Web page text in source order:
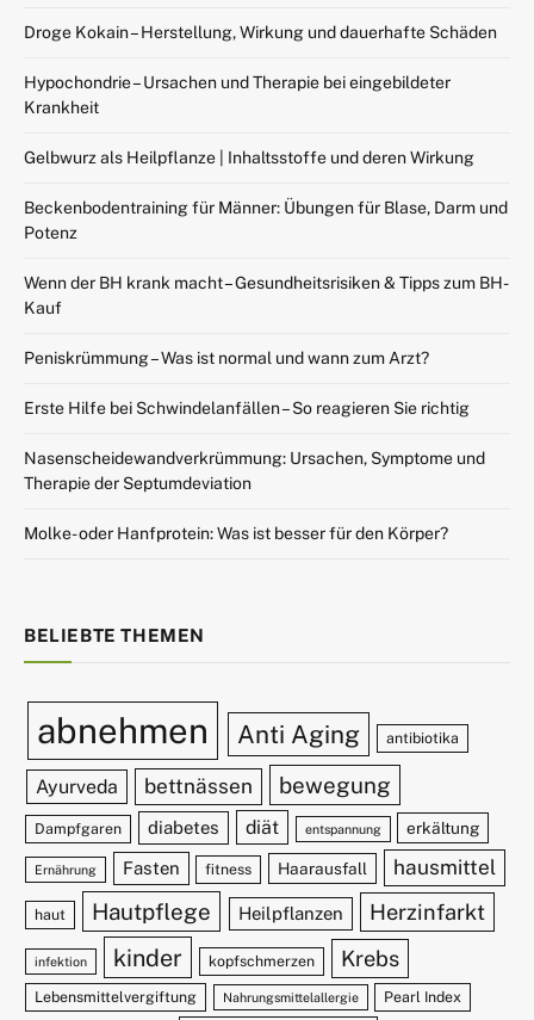
Droge Kokain – Herstellung, Wirkung und dauerhafte Schäden
Hypochondrie – Ursachen und Therapie bei eingebildeter
Krankheit
Gelbwurz als Heilpflanze | Inhaltsstoffe und deren Wirkung
Beckenbodentraining für Männer: Übungen für Blase, Darm und
Potenz
Wenn der BH krank macht – Gesundheitsrisiken & Tipps zum BH-
Kauf
Peniskrümmung – Was ist normal und wann zum Arzt?
Erste Hilfe bei Schwindelanfällen – So reagieren Sie richtig
Nasenscheidewandverkrümmung: Ursachen, Symptome und
Therapie der Septumdeviation
Molke- oder Hanfprotein: Was ist besser für den Körper?
BELIEBTE THEMEN
abnehmen Anti Aging antibiotika
Ayurveda bettnässen bewegung
Dampfgaren diabetes diät entspannung erkältung
Ernährung Fasten fitness Haarausfall hausmittel
haut Hautpflege Heilpflanzen Herzinfarkt
infektion kinder kopfschmerzen Krebs
Lebensmittelvergiftung Nahrungsmittelallergie Pearl Index